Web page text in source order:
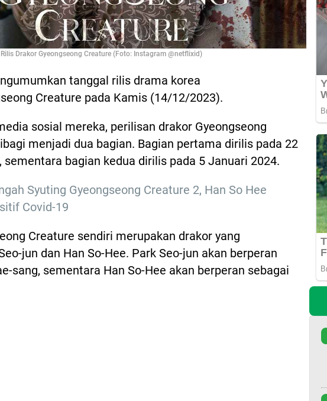
Drakor Gyeongseong Creature (Foto: Instagram @netflixid)
tanggal rilis drama korea
Creature pada Kamis (14/12/2023).
sosial mereka, perilisan drakor Gyeongseong
menjadi dua bagian. Bagian pertama dirilis pada 22
sementara bagian kedua dirilis pada 5 Januari 2024.
Syuting Gyeongseong Creature 2, Han So Hee
Covid-19
Creature sendiri merupakan drakor yang
jun dan Han So-Hee. Park Seo-jun akan berperan
sang, sementara Han So-Hee akan berperan sebagai